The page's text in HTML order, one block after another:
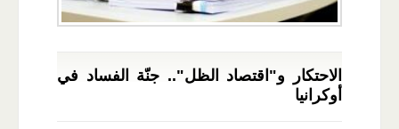
الاحتكار و"اقتصاد الظل".. جنّة الفساد في
أوكرانيا